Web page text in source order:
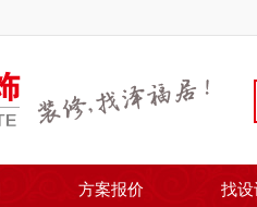
方案报价 找设